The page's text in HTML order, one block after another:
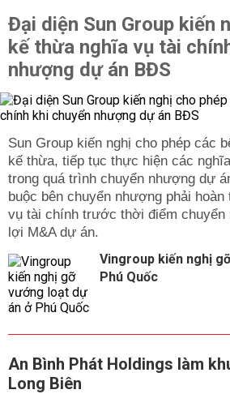
Đại diện Sun Group kiến
kế thừa nghĩa vụ tài
nhượng dự án BĐS
Sun Group kiến nghị cho phép các
kế thừa, tiếp tục thực hiện các
trong quá trình chuyển nhượng dự
buộc bên chuyển nhượng phải hoàn
vụ tài chính trước thời điểm chuyển
lợi M&A dự án.
Vingroup kiến nghị
Phú Quốc
An Bình Phát Holdings làm
Long Biên